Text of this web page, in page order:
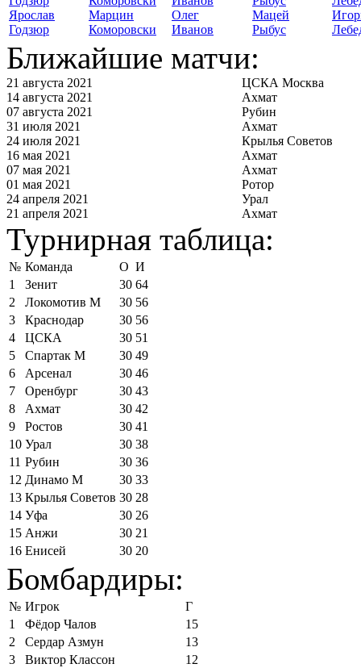
Ярослав
Годзюр
Марцин
Коморовски
Олег
Иванов
Мацей
Рыбус
Ближайшие матчи:
21 августа 2021
ЦСКА Москва
14 августа 2021
Ахмат
07 августа 2021
Рубин
31 июля 2021
Ахмат
24 июля 2021
Крылья Советов
16 мая 2021
Ахмат
07 мая 2021
Ахмат
01 мая 2021
Ротор
24 апреля 2021
Урал
21 апреля 2021
Ахмат
Турнирная таблица:
№ Команда О И
1
Зенит 30 64
2
Локомотив М 30 56
3
Краснодар 30 56
4
ЦСКА 30 51
5
Спартак М 30 49
6
Арсенал 30 46
7
Оренбург 30 43
8
Ахмат 30 42
9
Ростов 30 41
10 Урал 30 38
11 Рубин 30 36
12 Динамо М 30 33
13 Крылья Советов 30 28
14 Уфа 30 26
15 Анжи 30 21
16 Енисей 30 20
Бомбардиры:
№ Игрок
Г
1
Фёдор Чалов
15
2
Сердар Азмун
13
3
Виктор Классон
12